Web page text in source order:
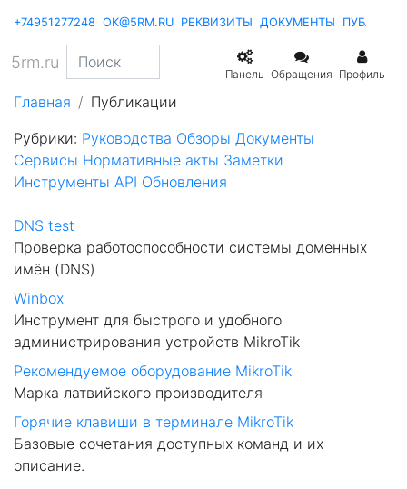
+74951277248 OK@5RM.RU РЕКВИЗИТЫ ДОКУМЕНТЫ
5rm.ru
Панель Обращения Профиль
Главная
Публикации
Рубрики: Руководства Обзоры Документы
Сервисы Нормативные акты Заметки
Инструменты API Обновления
DNS test
Проверка работоспособности системы доменных
имён (DNS)
Winbox
Инструмент для быстрого и удобного
администрирования устройств MikroTik
Рекомендуемое оборудование MikroTik
Марка латвийского производителя
Горячие клавиши в терминале MikroTik
Базовые сочетания доступных команд и их
описание.